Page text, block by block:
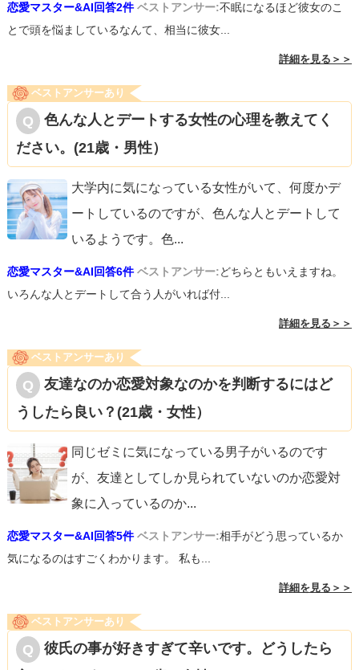
恋愛マスター&AI回答2件 ベストアンサー:不眠になるほど彼女のこ
とで頭を悩ましているなんて、相当に彼女...
詳細を見る＞＞
ベストアンサーあり
色んな人とデートする女性の心理を教えてく
ださい。(21歳・男性）
大学内に気になっている女性がいて、何度かデ
ートしているのですが、色んな人とデートして
いるようです。色...
恋愛マスター&AI回答6件 ベストアンサー:どちらともいえますね。
いろんな人とデートして合う人がいれば付...
詳細を見る＞＞
ベストアンサーあり
友達なのか恋愛対象なのかを判断するにはど
うしたら良い？(21歳・女性）
同じゼミに気になっている男子がいるのです
が、友達としてしか見られていないのか恋愛対
象に入っているのか...
恋愛マスター&AI回答5件 ベストアンサー:相手がどう思っているか
気になるのはすごくわかります。 私も...
詳細を見る＞＞
ベストアンサーあり
彼氏の事が好きすぎて辛いです。どうしたら